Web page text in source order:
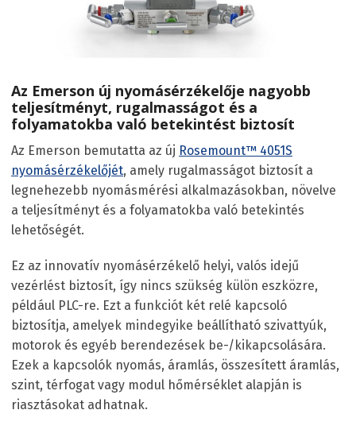
Az Emerson új nyomásérzékelője nagyobb
teljesítményt, rugalmasságot és a
folyamatokba való betekintést biztosít
Az Emerson bemutatta az új Rosemount™ 4051S
nyomásérzékelőjét, amely rugalmasságot biztosít a
legnehezebb nyomásmérési alkalmazásokban, növelve
a teljesítményt és a folyamatokba való betekintés
lehetőségét.
Ez az innovatív nyomásérzékelő helyi, valós idejű
vezérlést biztosít, így nincs szükség külön eszközre,
például PLC-re. Ezt a funkciót két relé kapcsoló
biztosítja, amelyek mindegyike beállítható szivattyúk,
motorok és egyéb berendezések be-/kikapcsolására.
Ezek a kapcsolók nyomás, áramlás, összesített áramlás,
szint, térfogat vagy modul hőmérséklet alapján is
riasztásokat adhatnak.